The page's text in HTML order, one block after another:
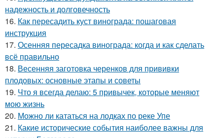
надежность и долговечность
16. Как пересадить куст винограда: пошаговая
инструкция
17. Осенняя пересадка винограда: когда и как сделать
всё правильно
18. Весенняя заготовка черенков для прививки
плодовых: основные этапы и советы
19. Что я всегда делаю: 5 привычек, которые меняют
мою жизнь
20. Можно ли кататься на лодках по реке Упе
21. Какие исторические события наиболее важны для